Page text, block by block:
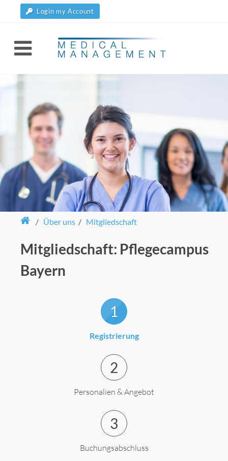
Login my Account
/ Über uns / Mitgliedschaft
Mitgliedschaft: Pflegecampus
Bayern
1
Registrierung
2
Personalien & Angebot
3
Buchungsabschluss